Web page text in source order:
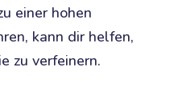
einer hohen
kann dir helfen,
zu verfeinern.